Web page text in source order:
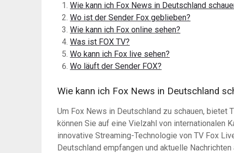
Wie kann ich Fox News in Deutschland
Wo ist der Sender Fox geblieben?
Wie kann ich Fox online sehen?
Was ist FOX TV?
Wo kann ich Fox live sehen?
Wo läuft der Sender FOX?
Wie kann ich Fox News in Deutschland
Um Fox News in Deutschland zu schauen, bietet
können Sie auf eine Vielzahl von internationalen
innovative Streaming-Technologie von TV Fox
Deutschland empfangen und aktuelle